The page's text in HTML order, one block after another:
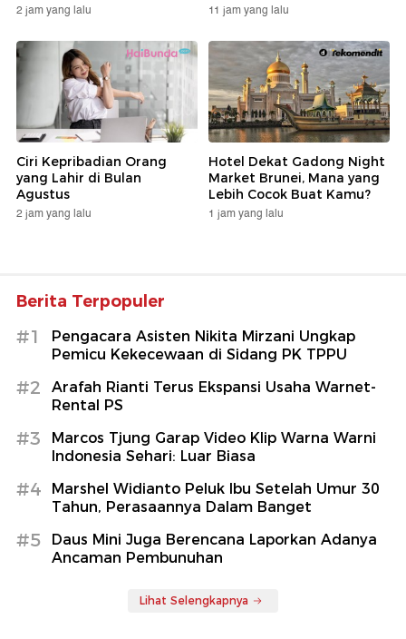
2 jam yang lalu 11 jam yang lalu
Ciri Kepribadian Orang
yang Lahir di Bulan
Agustus
2 jam yang lalu
Hotel Dekat Gadong Night
Market Brunei, Mana yang
Lebih Cocok Buat Kamu?
1 jam yang lalu
Berita Terpopuler
#1
Pengacara Asisten Nikita Mirzani Ungkap
Pemicu Kekecewaan di Sidang PK TPPU
#2
Arafah Rianti Terus Ekspansi Usaha Warnet-
Rental PS
#3
Marcos Tjung Garap Video Klip Warna Warni
Indonesia Sehari: Luar Biasa
#4
Marshel Widianto Peluk Ibu Setelah Umur 30
Tahun, Perasaannya Dalam Banget
#5
Daus Mini Juga Berencana Laporkan Adanya
Ancaman Pembunuhan
Lihat Selengkapnya